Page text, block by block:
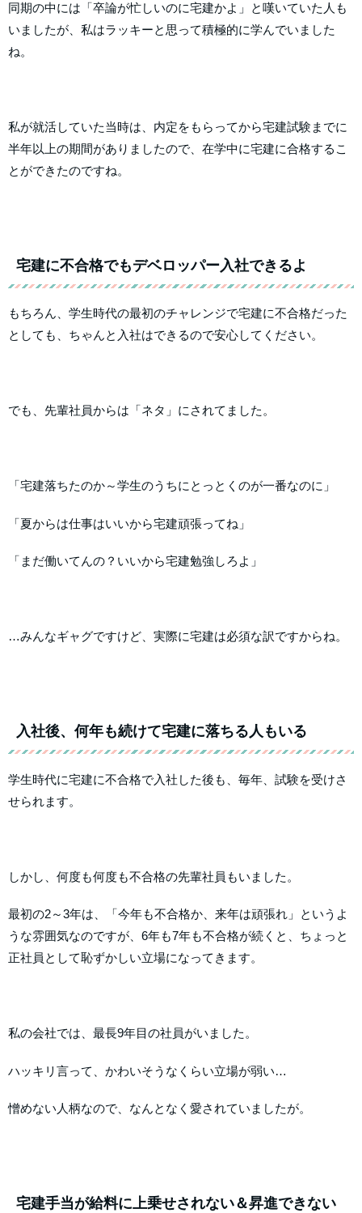
同期の中には「卒論が忙しいのに宅建かよ」と嘆いていた人も
いましたが、私はラッキーと思って積極的に学んでいました
ね。
私が就活していた当時は、内定をもらってから宅建試験までに
半年以上の期間がありましたので、在学中に宅建に合格するこ
とができたのですね。
宅建に不合格でもデベロッパー入社できるよ
もちろん、学生時代の最初のチャレンジで宅建に不合格だった
としても、ちゃんと入社はできるので安心してください。
でも、先輩社員からは「ネタ」にされてました。
「宅建落ちたのか～学生のうちにとっとくのが一番なのに」
「夏からは仕事はいいから宅建頑張ってね」
「まだ働いてんの？いいから宅建勉強しろよ」
…みんなギャグですけど、実際に宅建は必須な訳ですからね。
入社後、何年も続けて宅建に落ちる人もいる
学生時代に宅建に不合格で入社した後も、毎年、試験を受けさ
せられます。
しかし、何度も何度も不合格の先輩社員もいました。
最初の2～3年は、「今年も不合格か、来年は頑張れ」というよ
うな雰囲気なのですが、6年も7年も不合格が続くと、ちょっと
正社員として恥ずかしい立場になってきます。
私の会社では、最長9年目の社員がいました。
ハッキリ言って、かわいそうなくらい立場が弱い…
憎めない人柄なので、なんとなく愛されていましたが。
宅建手当が給料に上乗せされない＆昇進できない